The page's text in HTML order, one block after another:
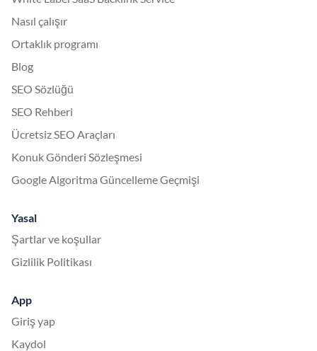
Nasıl çalışır
Ortaklık programı
Blog
SEO Sözlüğü
SEO Rehberi
Ücretsiz SEO Araçları
Konuk Gönderi Sözleşmesi
Google Algoritma Güncelleme Geçmişi
Yasal
Şartlar ve koşullar
Gizlilik Politikası
App
Giriş yap
Kaydol